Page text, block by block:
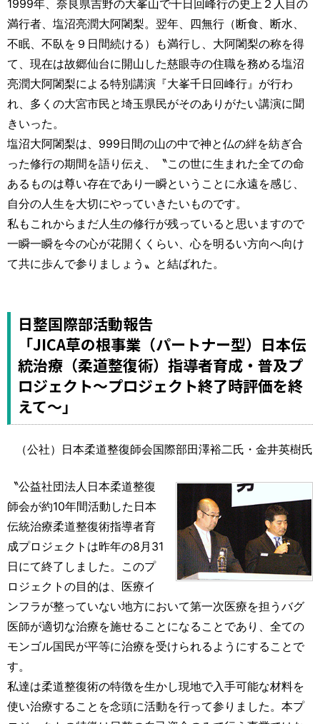
1999年、奈良県吉野の大峯山で千日回峰行の史上２人目の
満行者、塩沼亮潤大阿闍梨。翌年、四無行（断食、断水、
不眠、不臥を９日間続ける）も満行し、大阿闍梨の称を得
て、現在は故郷仙台に開山した慈眼寺の住職を務める塩沼
亮潤大阿闍梨による特別講演『大峯千日回峰行』が行わ
れ、多くの大宮市民と埼玉県民がそのありがたい講演に聞
きいった。
塩沼大阿闍梨は、999日間の山の中で神と仏の絆を紡ぎ合
った修行の期間を語り伝え、〝この世に生まれた全ての命
あるものは尊い存在であり一瞬ということに永遠を感じ、
自分の人生を大切にやっていきたいものです。
私もこれからまだ人生の修行が残っていると思いますので
一瞬一瞬を今の心が花開くくらい、心を明るい方向へ向け
て共に歩んで参りましょう〟と結ばれた。
日整国際部活動報告
「JICA草の根事業（パートナー型）日本伝
統治療（柔道整復術）指導者育成・普及プ
ロジェクト～プロジェクト終了時評価を終
えて～」
（公社）日本柔道整復師会国際部田澤裕二氏・金井英樹氏
〝公益社団法人日本柔道整復
師会が約10年間活動した日本
伝統治療柔道整復術指導者育
成プロジェクトは昨年の8月31
日にて終了しました。このプ
ロジェクトの目的は、医療イ
ンフラが整っていない地方において第一次医療を担うバグ
医師が適切な治療を施せることになることであり、全ての
モンゴル国民が平等に治療を受けられるようにすることで
す。
私達は柔道整復術の特徴を生かし現地で入手可能な材料を
使い治療することを念頭に活動を行って参りました。本プ